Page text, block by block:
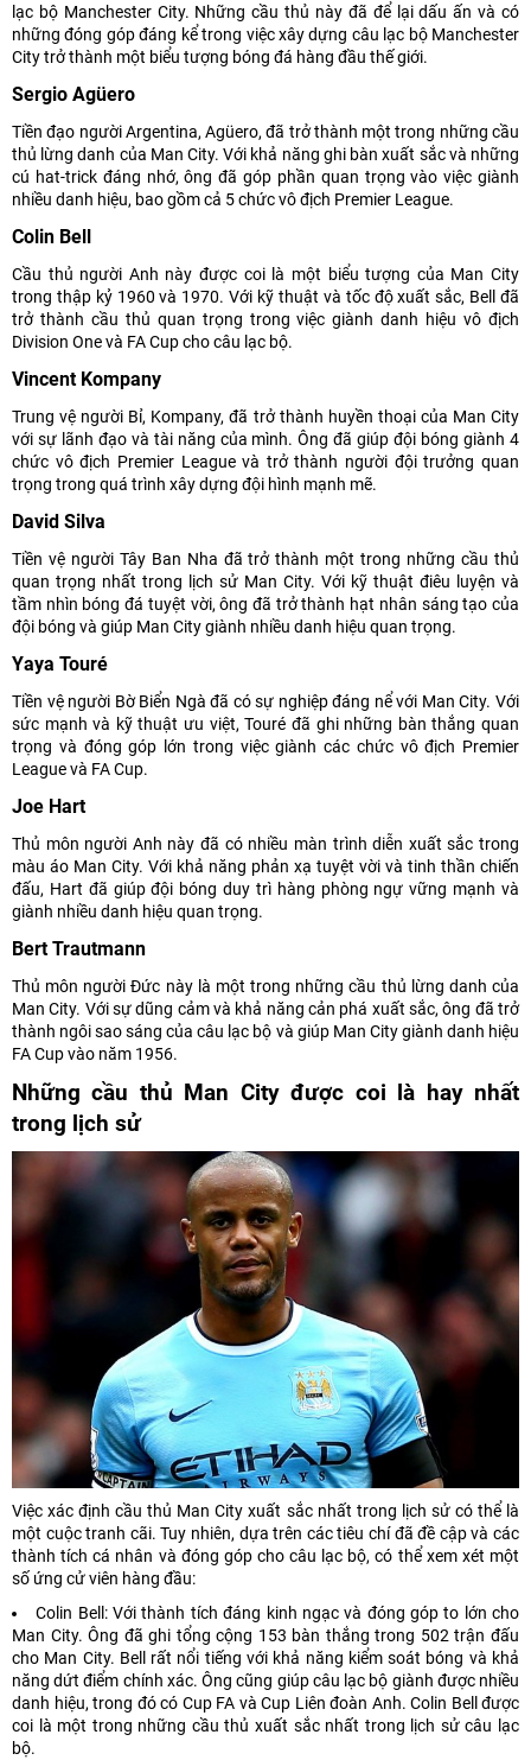
lạc bộ Manchester City. Những cầu thủ này đã để lại dấu ấn và có
những đóng góp đáng kể trong việc xây dựng câu lạc bộ Manchester
City trở thành một biểu tượng bóng đá hàng đầu thế giới.
Sergio Agüero
Tiền đạo người Argentina, Agüero, đã trở thành một trong những cầu
thủ lừng danh của Man City. Với khả năng ghi bàn xuất sắc và những
cú hat-trick đáng nhớ, ông đã góp phần quan trọng vào việc giành
nhiều danh hiệu, bao gồm cả 5 chức vô địch Premier League.
Colin Bell
Cầu thủ người Anh này được coi là một biểu tượng của Man City
trong thập kỷ 1960 và 1970. Với kỹ thuật và tốc độ xuất sắc, Bell đã
trở thành cầu thủ quan trọng trong việc giành danh hiệu vô địch
Division One và FA Cup cho câu lạc bộ.
Vincent Kompany
Trung vệ người Bỉ, Kompany, đã trở thành huyền thoại của Man City
với sự lãnh đạo và tài năng của mình. Ông đã giúp đội bóng giành 4
chức vô địch Premier League và trở thành người đội trưởng quan
trọng trong quá trình xây dựng đội hình mạnh mẽ.
David Silva
Tiền vệ người Tây Ban Nha đã trở thành một trong những cầu thủ
quan trọng nhất trong lịch sử Man City. Với kỹ thuật điêu luyện và
tầm nhìn bóng đá tuyệt vời, ông đã trở thành hạt nhân sáng tạo của
đội bóng và giúp Man City giành nhiều danh hiệu quan trọng.
Yaya Touré
Tiền vệ người Bờ Biển Ngà đã có sự nghiệp đáng nể với Man City. Với
sức mạnh và kỹ thuật ưu việt, Touré đã ghi những bàn thắng quan
trọng và đóng góp lớn trong việc giành các chức vô địch Premier
League và FA Cup.
Joe Hart
Thủ môn người Anh này đã có nhiều màn trình diễn xuất sắc trong
màu áo Man City. Với khả năng phản xạ tuyệt vời và tinh thần chiến
đấu, Hart đã giúp đội bóng duy trì hàng phòng ngự vững mạnh và
giành nhiều danh hiệu quan trọng.
Bert Trautmann
Thủ môn người Đức này là một trong những cầu thủ lừng danh của
Man City. Với sự dũng cảm và khả năng cản phá xuất sắc, ông đã trở
thành ngôi sao sáng của câu lạc bộ và giúp Man City giành danh hiệu
FA Cup vào năm 1956.
Những cầu thủ Man City được coi là hay nhất
trong lịch sử
Việc xác định cầu thủ Man City xuất sắc nhất trong lịch sử có thể là
một cuộc tranh cãi. Tuy nhiên, dựa trên các tiêu chí đã đề cập và các
thành tích cá nhân và đóng góp cho câu lạc bộ, có thể xem xét một
số ứng cử viên hàng đầu:
Colin Bell: Với thành tích đáng kinh ngạc và đóng góp to lớn cho
Man City. Ông đã ghi tổng cộng 153 bàn thắng trong 502 trận đấu
cho Man City. Bell rất nổi tiếng với khả năng kiểm soát bóng và khả
năng dứt điểm chính xác. Ông cũng giúp câu lạc bộ giành được nhiều
danh hiệu, trong đó có Cup FA và Cup Liên đoàn Anh. Colin Bell được
coi là một trong những cầu thủ xuất sắc nhất trong lịch sử câu lạc
bộ.